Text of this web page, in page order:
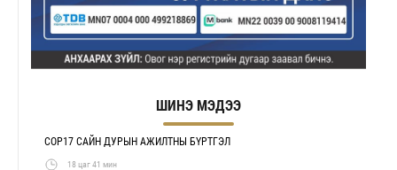
ШИНЭ МЭДЭЭ
COP17 САЙН ДУРЫН АЖИЛТНЫ БҮРТГЭЛ
18 цаг 41 мин